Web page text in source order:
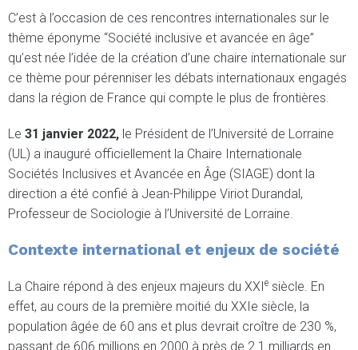
C’est à l’occasion de ces rencontres internationales sur le
thème éponyme “Société inclusive et avancée en âge”
qu’est née l’idée de la création d’une chaire internationale sur
ce thème pour pérenniser les débats internationaux engagés
dans la région de France qui compte le plus de frontières.
Le 31 janvier 2022, le Président de l’Université de Lorraine
(UL) a inauguré officiellement la Chaire Internationale
Sociétés Inclusives et Avancée en Âge (SIAGE) dont la
direction a été confié à Jean-Philippe Viriot Durandal,
Professeur de Sociologie à l’Université de Lorraine.
Contexte international et enjeux de société
La Chaire répond à des enjeux majeurs du XXIe siècle. En
effet, au cours de la première moitié du XXIe siècle, la
population âgée de 60 ans et plus devrait croître de 230 %,
passant de 606 millions en 2000 à près de 2.1 milliards en